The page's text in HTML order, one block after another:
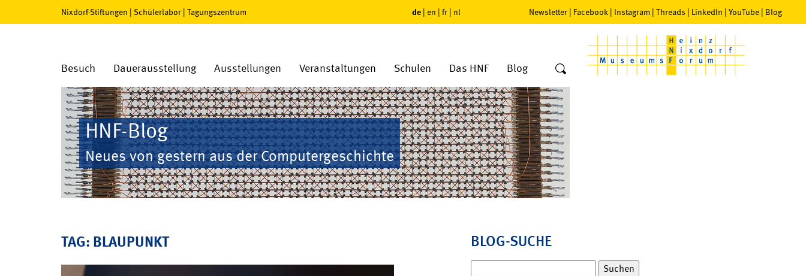
Nixdorf-Stiftungen | Schülerlabor | Tagungszentrum de | en | fr | nl Newsletter | Facebook | Instagram | Threads | LinkedIn | YouTube | Blog
Besuch Dauerausstellung Ausstellungen Veranstaltungen Schulen Das HNF Blog
HNF-Blog
Neues von gestern aus der Computergeschichte
TAG: BLAUPUNKT BLOG-SUCHE